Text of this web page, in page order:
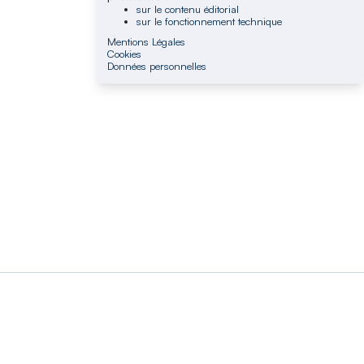
sur le contenu éditorial
sur le fonctionnement technique
Mentions Légales
Cookies
Données personnelles